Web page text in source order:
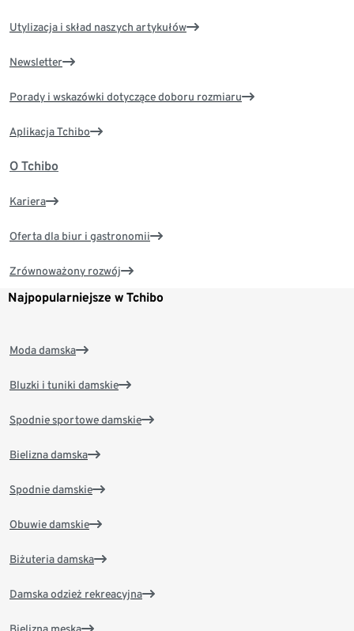
Utylizacja i skład naszych artykułów
Newsletter
Porady i wskazówki dotyczące doboru rozmiaru
Aplikacja Tchibo
O Tchibo
Kariera
Oferta dla biur i gastronomii
Zrównoważony rozwój
Najpopularniejsze w Tchibo
Moda damska
Bluzki i tuniki damskie
Spodnie sportowe damskie
Bielizna damska
Spodnie damskie
Obuwie damskie
Biżuteria damska
Damska odzież rekreacyjna